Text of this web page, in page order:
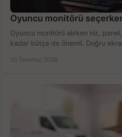
Oyuncu monitörü
Oyuncu monitörü alırken Hz,
kadar bütçe de önemli. Doğru
10 Temmuz 2026